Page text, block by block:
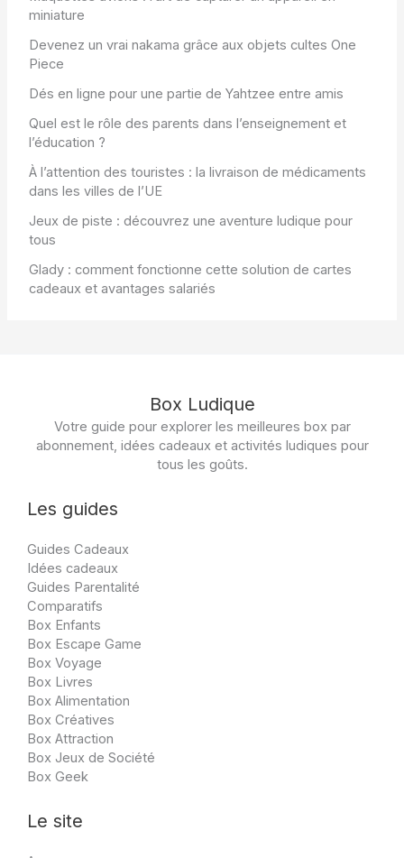
miniature
Devenez un vrai nakama grâce aux objets cultes One
Piece
Dés en ligne pour une partie de Yahtzee entre amis
Quel est le rôle des parents dans l’enseignement et
l’éducation ?
À l’attention des touristes : la livraison de médicaments
dans les villes de l’UE
Jeux de piste : découvrez une aventure ludique pour
tous
Glady : comment fonctionne cette solution de cartes
cadeaux et avantages salariés
Box Ludique
Votre guide pour explorer les meilleures box par
abonnement, idées cadeaux et activités ludiques pour
tous les goûts.
Les guides
Guides Cadeaux
Idées cadeaux
Guides Parentalité
Comparatifs
Box Enfants
Box Escape Game
Box Voyage
Box Livres
Box Alimentation
Box Créatives
Box Attraction
Box Jeux de Société
Box Geek
Le site